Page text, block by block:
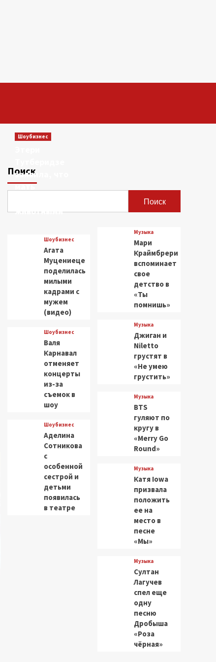
Поиск
Поиск
Шоубизнес
заявила, что
мать
животными
Шоубизнес
Агата
Муцениеце
поделилась
милыми
кадрами с
мужем
(видео)
Шоубизнес
Валя
Карнавал
отменяет
концерты
из-за
съемок в
шоу
Шоубизнес
Аделина
Сотникова
с
особенной
сестрой и
детьми
появилась
в театре
Музыка
Мари
Краймбрери
вспоминает
свое
детство в
«Ты
помнишь»
Музыка
Джиган и
Niletto
грустят в
«Не умею
грустить»
Музыка
BTS
гуляют по
кругу в
«Merry Go
Round»
Музыка
Катя Iowa
призвала
положить
ее на
место в
песне
«Мы»
Музыка
Султан
Лагучев
спел еще
одну
песню
Дробыша
«Роза
чёрная»